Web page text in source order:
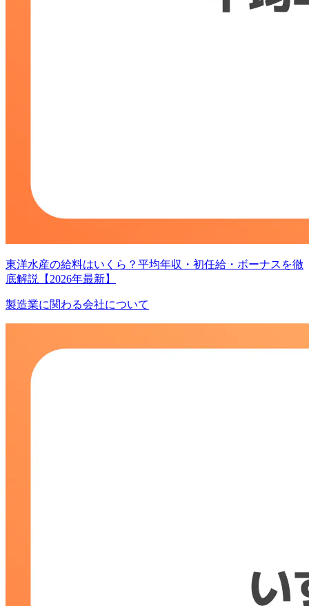
東洋水産の給料はいくら？平均年収・初任給・ボーナスを徹
底解説【2026年最新】
製造業に関わる会社について